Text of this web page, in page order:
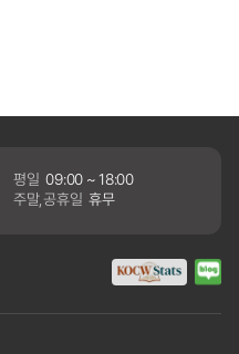
평일 09:00 ~ 18:00
주말,공휴일 휴무